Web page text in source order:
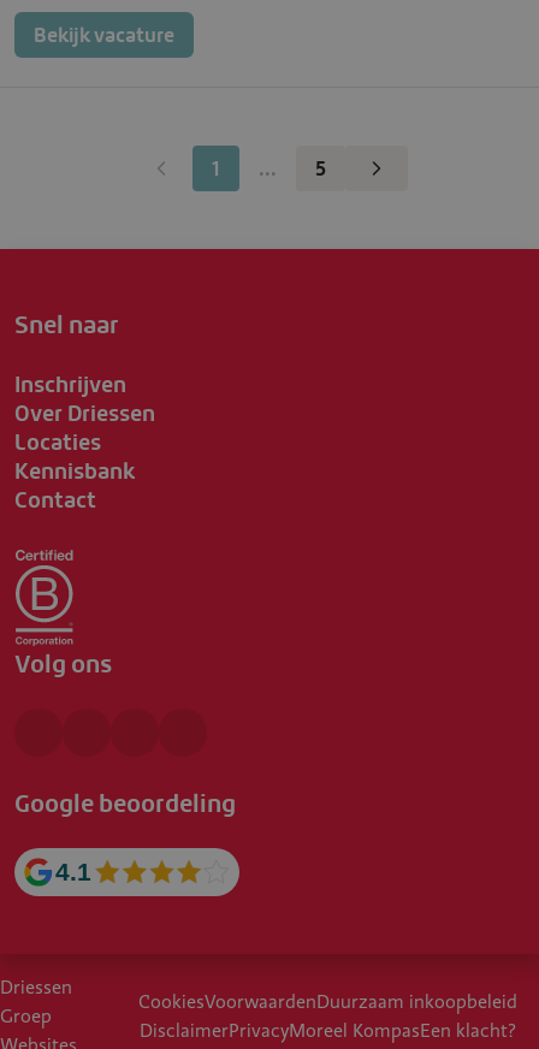
Bekijk vacature
1 ... 5
Snel naar
Inschrijven
Over Driessen
Locaties
Kennisbank
Contact
Volg ons
Google beoordeling
4.1
Driessen
Groep
CookiesVoorwaardenDuurzaam inkoopbeleid
DisclaimerPrivacyMoreel KompasEen klacht?